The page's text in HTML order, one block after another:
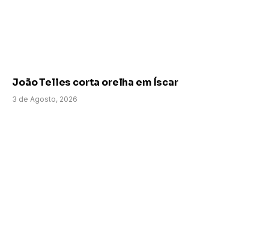
João Telles corta orelha em Íscar
3 de Agosto, 2026